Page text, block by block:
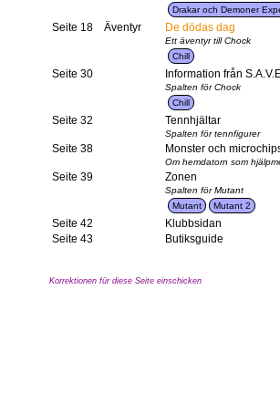
Drakar och Demoner
Seite 18 Äventyr De dödas dag
Ett äventyr till Chock
Chill
Seite 30 Information från
Spalten för Chock
Chill
Seite 32 Tennhjältar
Spalten för tennfigurer
Seite 38 Monster och
Om hemdatorn som
Seite 39 Zonen
Spalten för Mutant
Mutant
Mutant 2
Seite 42
Klubbsidan
Seite 43
Butiksguide
Korrektionen für diese Seite einschicken